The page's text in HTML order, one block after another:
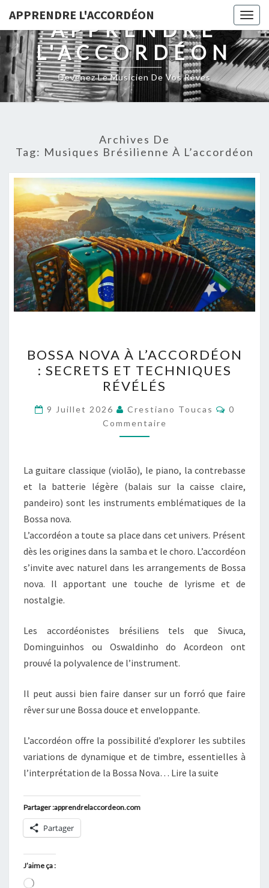
content
APPRENDRE L'ACCORDÉON
APPRENDRE
L'ACCORDÉON
Devenez Le Musicien De Vos Rêves
Archives De
Tag: Musiques Brésilienne À L’accordéon
NOVA
À
L’ACCORDÉON
:
SECRETS
ET
RÉVÉLÉS
BOSSA NOVA À L’ACCORDÉON
: SECRETS ET TECHNIQUES
RÉVÉLÉS
9 Juillet 2026 Crestiano Toucas
0
Commentaire
La guitare classique (violão), le piano, la contrebasse
et la batterie légère (balais sur la caisse claire,
pandeiro) sont les instruments emblématiques de la
Bossa nova.
L’accordéon a toute sa place dans cet univers. Présent
dès les origines dans la samba et le choro. L’accordéon
s’invite avec naturel dans les arrangements de Bossa
nova. Il apportant une touche de lyrisme et de
nostalgie.
Les accordéonistes brésiliens tels que Sivuca,
Dominguinhos ou Oswaldinho do Acordeon ont
prouvé la polyvalence de l’instrument.
Il peut aussi bien faire danser sur un forró que faire
rêver sur une Bossa douce et enveloppante.
L’accordéon offre la possibilité d’explorer les subtiles
variations de dynamique et de timbre, essentielles à
l’interprétation de la Bossa Nova… Lire la suite
Partager :apprendrelaccordeon.com
Partager
J’aime ça :
Chargement…